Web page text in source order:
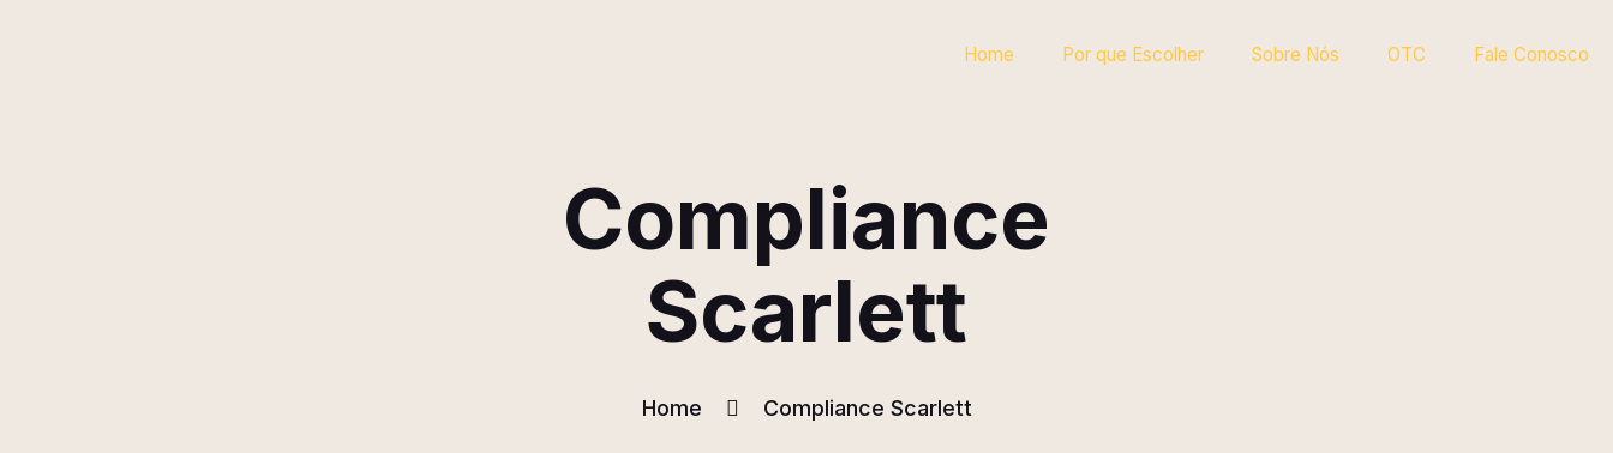
Home Por que Escolher Sobre Nós OTC Fale Conosco
Compliance
Scarlett
Home Compliance Scarlett